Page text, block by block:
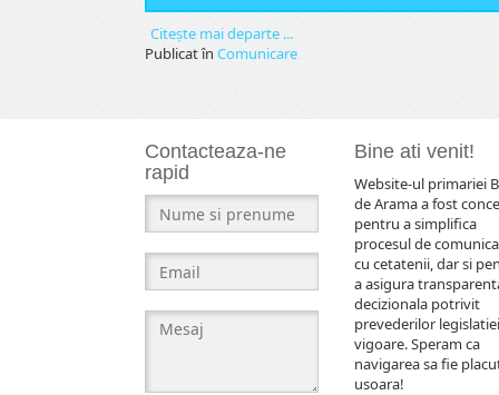
Citeşte mai departe ...
Publicat în Comunicare
Contacteaza-ne
rapid
Bine ati venit!
Website-ul primariei
de Arama a fost
pentru a simplifica
procesul de
cu cetatenii, dar si
a asigura
decizionala potrivit
prevederilor
vigoare. Speram ca
navigarea sa fie
usoara!